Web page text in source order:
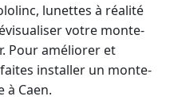
lunettes à réalité
votre monte-
Pour améliorer et
installer un monte-
à Caen.